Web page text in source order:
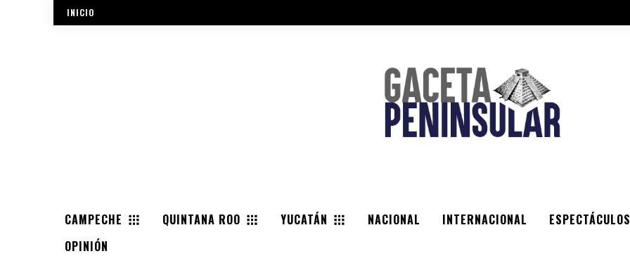
INICIO
CAMPECHE
QUINTANA ROO YUCATÁN NACIONAL INTERNACIONAL ESPECTÁCULOS
OPINIÓN